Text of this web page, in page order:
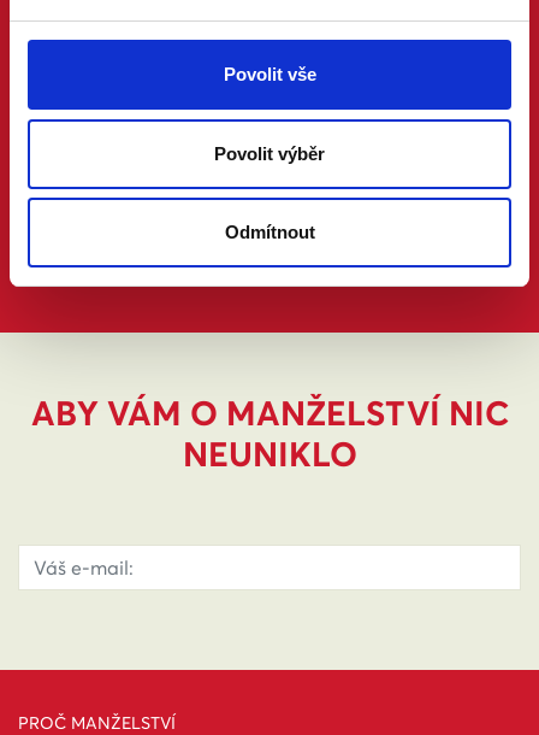
Povolit vše
Povolit výběr
Odmítnout
ABY VÁM O MANŽELSTVÍ NIC
NEUNIKLO
PROČ MANŽELSTVÍ